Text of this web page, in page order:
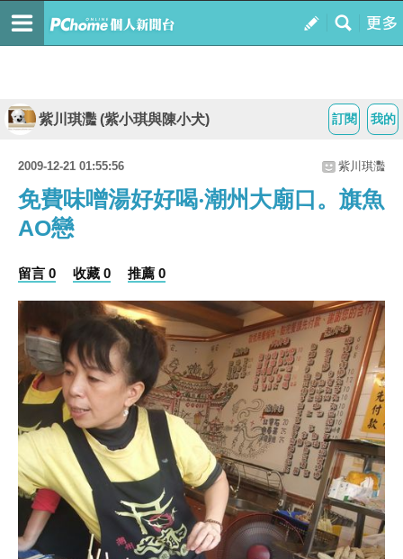
我的
訂閱
紫川琪灩 (紫小琪與陳小犬)
2009-12-21 01:55:56 紫川琪灩
免費味噌湯好好喝‧潮州大廟口。旗魚
AO戀
留言 0 收藏 0 推薦 0